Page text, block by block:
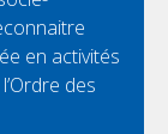
en activités
des